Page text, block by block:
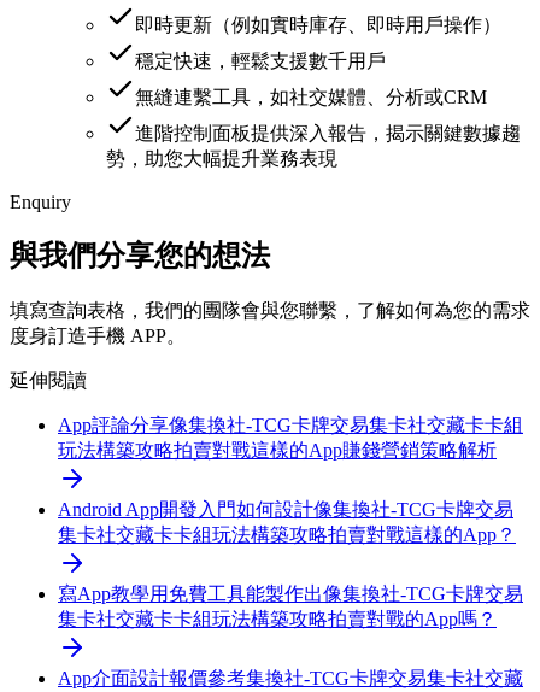
即時更新（例如實時庫存、即時用戶操作）
穩定快速，輕鬆支援數千用戶
無縫連繫工具，如社交媒體、分析或CRM
進階控制面板提供深入報告，揭示關鍵數據趨
勢，助您大幅提升業務表現
Enquiry
與我們分享您的想法
填寫查詢表格，我們的團隊會與您聯繫，了解如何為您的需求
度身訂造手機 APP。
延伸閱讀
App評論分享像集換社-TCG卡牌交易集卡社交藏卡卡組
玩法構築攻略拍賣對戰這樣的App賺錢營銷策略解析
Android App開發入門如何設計像集換社-TCG卡牌交易
集卡社交藏卡卡組玩法構築攻略拍賣對戰這樣的App？
寫App教學用免費工具能製作出像集換社-TCG卡牌交易
集卡社交藏卡卡組玩法構築攻略拍賣對戰的App嗎？
App介面設計報價參考集換社-TCG卡牌交易集卡社交藏